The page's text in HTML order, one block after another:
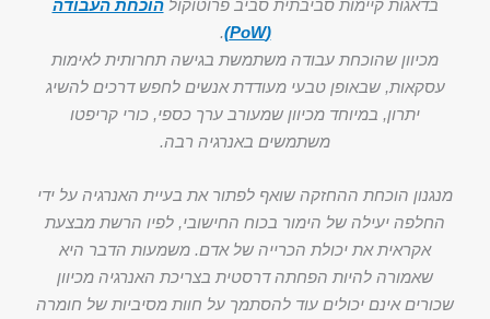
בדאגות קיימות סביבתית סביב פרוטוקולהוכחת העבודה
(PoW)
.
מכיוון שהוכחת עבודה משתמשת בגישה תחרותית לאימות
עסקאות, שבאופן טבעי מעודדת אנשים לחפש דרכים להשיג
יתרון, במיוחד מכיוון שמעורב ערך כספי, כורי קריפטו
משתמשים באנרגיה רבה.
מנגנון הוכחת ההחזקה שואף לפתור את בעיית האנרגיה על ידי
החלפה יעילה של הימור בכוח החישובי, לפיו הרשת מבצעת
אקראית את יכולת הכרייה של אדם. משמעות הדבר היא
שאמורה להיות הפחתה דרסטית בצריכת האנרגיה מכיוון
שכורים אינם יכולים עוד להסתמך על חוות מסיביות של חומרה